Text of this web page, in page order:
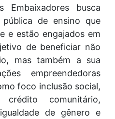
Embaixadores busca
de ensino que
e estão engajados em
de beneficiar não
mas também a sua
empreendedoras
foco inclusão social,
crédito comunitário,
de gênero e